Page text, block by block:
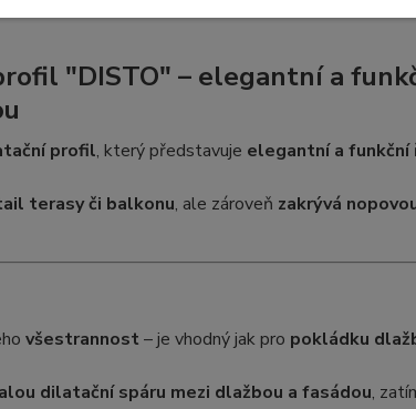
"DISTO" – elegantní a
profil, který představuje elegantní a funkční
terasy či balkonu, ale zároveň zakrývá
všestrannost – je vhodný jak pro pokládku
dilatační spáru mezi dlažbou a fasádou,